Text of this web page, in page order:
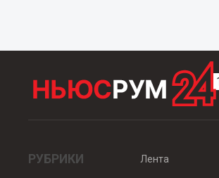
РУБРИКИ
Лента